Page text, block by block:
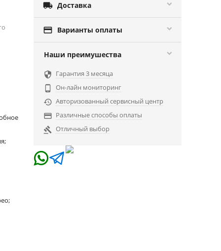
 Доставка
 Варианты оплаты
Наши преимушества
 Гарантия 3 месяца

Он-лайн мониторинг
 Авторизованный сервисный центр
 Различные способы оплаты
 Отличный выбор